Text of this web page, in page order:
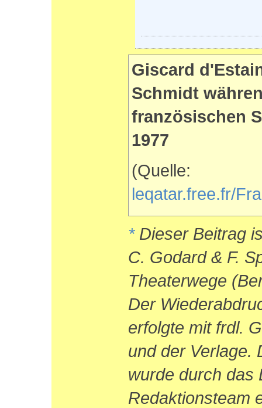
Giscard
Schmidt
französischen
1977
(Quelle:
leqatar.free.fr/
*Dieser Beitrag
C. Godard & F.
Theaterwege
Der
erfolgte mit frdl.
und der Verlage.
wurde durch das
Redaktionsteam